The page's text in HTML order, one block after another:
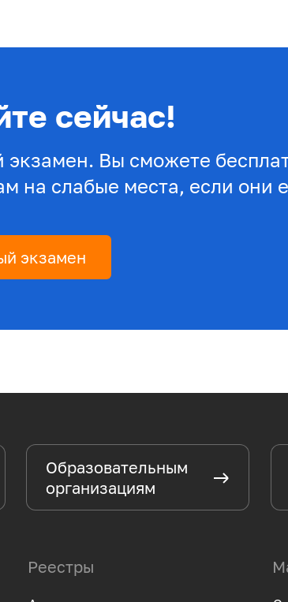
сейчас!
Вы сможете
на слабые места, если они
экзамен
Образовательным
организациям
Реестры